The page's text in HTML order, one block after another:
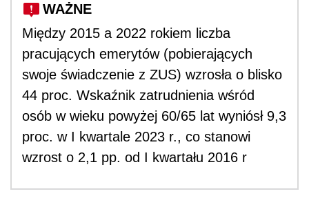
WAŻNE
Między 2015 a 2022 rokiem liczba
pracujących emerytów (pobierających
swoje świadczenie z ZUS) wzrosła o blisko
44 proc. Wskaźnik zatrudnienia wśród
osób w wieku powyżej 60/65 lat wyniósł 9,3
proc. w I kwartale 2023 r., co stanowi
wzrost o 2,1 pp. od I kwartału 2016 r